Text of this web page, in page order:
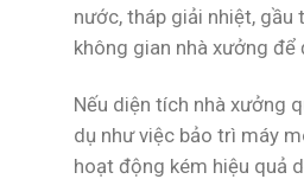
nước, tháp giải nhiệt,
không gian nhà xưởng để
Nếu diện tích nhà xưởng
dụ như việc bảo trì máy
hoạt động kém hiệu quả